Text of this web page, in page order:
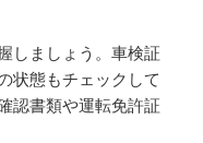
しましょう。車検証
状態もチェックして
認書類や運転免許証